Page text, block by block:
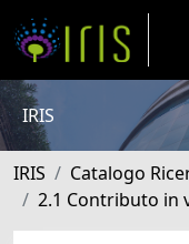
IRIS
IRIS Catalogo
2.1 Contributo in